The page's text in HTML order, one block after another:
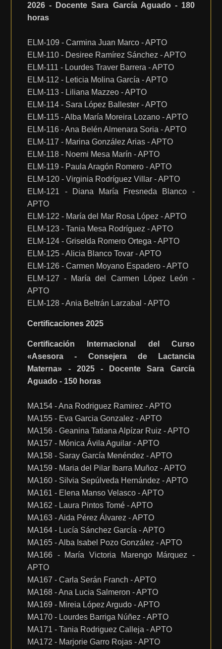
2026 - Docente Sara García Aguado - 180
horas
ELM-109 - Carmina Juan Marco - APTO
ELM-110 - Desiree Ramírez Sánchez - APTO
ELM-111 - Lourdes Traver Barrera - APTO
ELM-112 - Leticia Molina García - APTO
ELM-113 - Liliana Mazzeo - APTO
ELM-114 - Sara López Ballester - APTO
ELM-115 - Alba María Moreira Lozano - APTO
ELM-116 - Ana Belén Almenara Soria - APTO
ELM-117 - Marina González Arias - APTO
ELM-118 - Noemi Mesa Marín - APTO
ELM-119 - Paula Aragón Romero - APTO
ELM-120 - Virginia Rodríguez Villar - APTO
ELM-121 - Diana María Fresneda Blanco -
APTO
ELM-122 - María del Mar Rosa López - APTO
ELM-123 - Tania Mesa Rodríguez - APTO
ELM-124 - Griselda Romero Ortega - APTO
ELM-125 - Alicia Blanco Tovar - APTO
ELM-126 - Carmen Moyano Espadero - APTO
ELM-127 - María del Carmen López León -
APTO
ELM-128 - Ania Beltrán Larzabal - APTO
Certificaciones 2025
Certificación Internacional del Curso
«Asesora - Consejera de Lactancia
Materna» - 2025 - Docente Sara García
Aguado - 150 horas
MA154 - Ana Rodriguez Ramirez - APTO
MA155 - Eva Garcia Gonzalez - APTO
MA156 - Geanina Tatiana Alpízar Ruiz - APTO
MA157 - Mónica Ávila Aguilar - APTO
MA158 - Saray García Menéndez - APTO
MA159 - Maria del Pilar Ibarra Muñoz - APTO
MA160 - Silvia Sepúlveda Hernández - APTO
MA161 - Elena Manso Velasco - APTO
MA162 - Laura Pintos Tomé - APTO
MA163 - Aida Pérez Álvarez - APTO
MA164 - Lucía Sánchez García - APTO
MA165 - Alba Isabel Pozo González - APTO
MA166 - María Victoria Marengo Márquez -
APTO
MA167 - Carla Serán Franch - APTO
MA168 - Ana Lucia Salmeron - APTO
MA169 - Mireia López Argudo - APTO
MA170 - Lourdes Barriga Núñez - APTO
MA171 - Tania Rodriguez Calleja - APTO
MA172 - Marjorie Garro Rojas - APTO